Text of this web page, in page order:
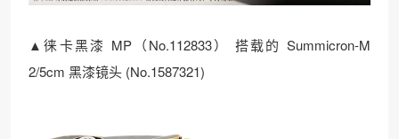
▲徕卡黑漆 MP（No.112833） 搭载的 Summicron-M
2/5cm 黑漆镜头 (No.1587321)